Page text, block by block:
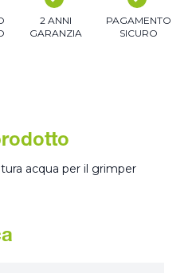
2 ANNI
GARANZIA
PAGAMENTO
SICURO
acqua per il grimper